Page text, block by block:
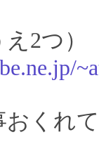
2つ）
くれ